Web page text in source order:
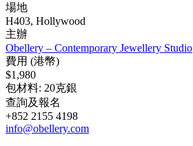
場地
H403, Hollywood
主辦
Obellery – Contemporary Jewellery Studio
費用 (港幣)
$1,980
包材料: 20克銀
查詢及報名
+852 2155 4198
info@obellery.com